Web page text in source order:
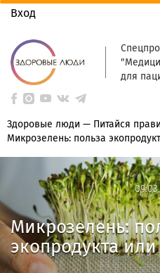
Вход
для
Здоровые люди — Питайся
Микрозелень: польза
Микрозелень:
экопродукта